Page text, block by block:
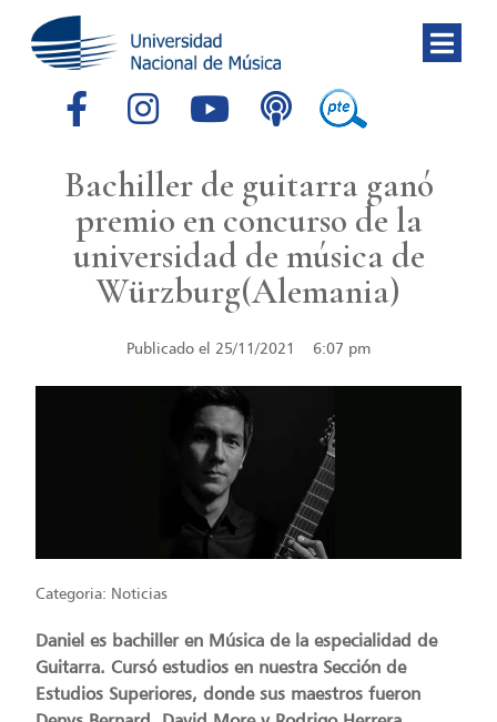
Bachiller de guitarra ganó
premio en concurso de la
universidad de música de
Würzburg(Alemania)
Publicado el 25/11/2021 6:07 pm
Categoria: Noticias
Daniel es bachiller en Música de la especialidad de
Guitarra. Cursó estudios en nuestra Sección de
Estudios Superiores, donde sus maestros fueron